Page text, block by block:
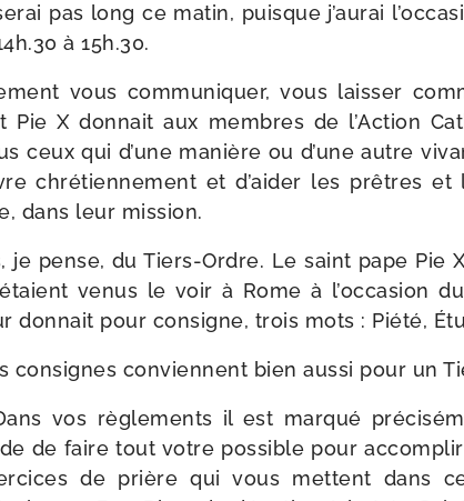
pas long ce matin, puisque j’aurai
à 15h.30.
vous com­mu­ni­quer, vous lais­ser
Pie X don­nait aux membres de l’Action
ceux qui d’une manière ou d’une autre
chré­tien­ne­ment et d’aider les prêtres et
dans leur mission.
je pense, du Tiers-​Ordre. Le saint pape Pie
venus le voir à Rome à l’occasion
don­nait pour consigne, trois mots : Piété,
consignes conviennent bien aus­si pour un
vos règle­ments il est mar­qué
de faire tout votre pos­sible pour
de prière qui vous mettent dans